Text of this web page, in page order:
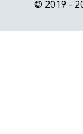
© 2019 -